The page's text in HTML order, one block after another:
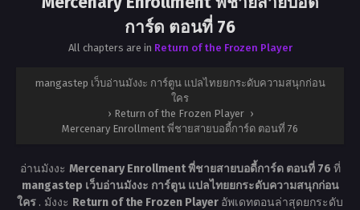
การ์ด ตอนที่ 76
All chapters are in Return of the Frozen Player
mangastep เว็บอ่านมังงะ การ์ตูน แปลไทยยกระดับความสนุกก่อน
ใคร
› Return of the Frozen Player ›
Mercenary Enrollment พี่ชายสายบอดี้การ์ด ตอนที่ 76
อ่านมังงะ Mercenary Enrollment พี่ชายสายบอดี้การ์ด ตอนที่ 76 ที่
mangastep เว็บอ่านมังงะ การ์ตูน แปลไทยยกระดับความสนุกก่อน
ใคร . มังงะ Return of the Frozen Player อัพเดทตอนล่าสุดยกระดับ